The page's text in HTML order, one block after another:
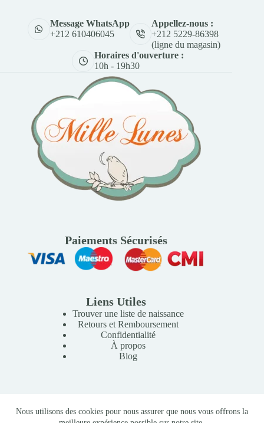
Nous utilisons des cookies pour nous assurer que nous vous offrons la
Message WhatsApp
+212 610406045
Appellez-nous :
+212 5229-86398
(ligne du magasin)
Horaires d'ouverture :
10h - 19h30
Paiements Sécurisés
Liens Utiles
Trouver une liste de naissance
Retours et Remboursement
Confidentialité
À propos
Blog
Copyright © 2026 Mille Lunes - Création du site :
Baptiste
-Conditions Générales de Vente